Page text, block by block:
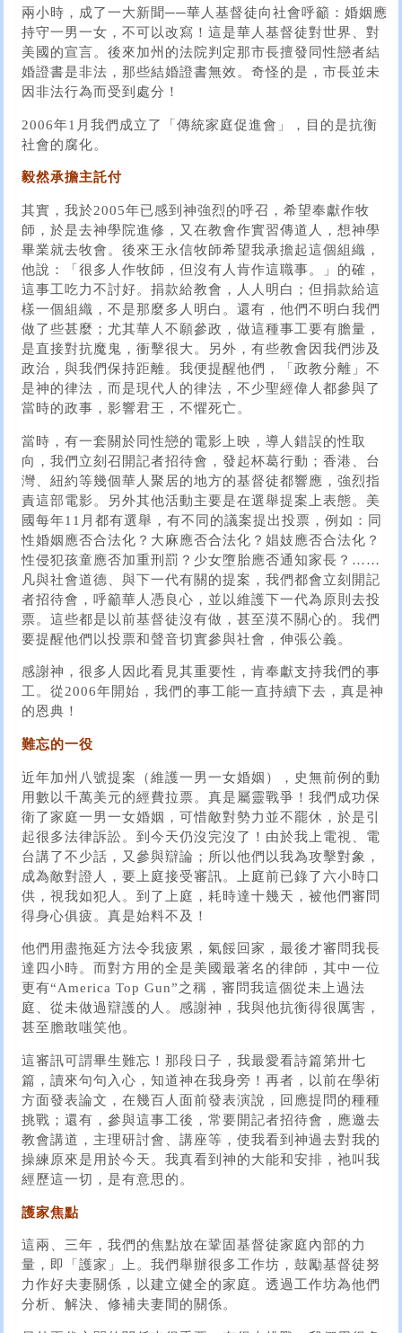
兩小時，成了一大新聞──華人基督徒向社會呼籲：婚姻應
持守一男一女，不可以改寫！這是華人基督徒對世界、對
美國的宣言。後來加州的法院判定那市長擅發同性戀者結
婚證書是非法，那些結婚證書無效。奇怪的是，市長並未
因非法行為而受到處分！
2006年1月我們成立了「傳統家庭促進會」，目的是抗衡
社會的腐化。
毅然承擔主託付
其實，我於2005年已感到神強烈的呼召，希望奉獻作牧
師，於是去神學院進修，又在教會作實習傳道人，想神學
畢業就去牧會。後來王永信牧師希望我承擔起這個組織，
他說：「很多人作牧師，但沒有人肯作這職事。」的確，
這事工吃力不討好。捐款給教會，人人明白；但捐款給這
樣一個組織，不是那麼多人明白。還有，他們不明白我們
做了些甚麼；尤其華人不願參政，做這種事工要有膽量，
是直接對抗魔鬼，衝擊很大。另外，有些教會因我們涉及
政治，與我們保持距離。我便提醒他們，「政教分離」不
是神的律法，而是現代人的律法，不少聖經偉人都參與了
當時的政事，影響君王，不懼死亡。
當時，有一套關於同性戀的電影上映，導人錯誤的性取
向，我們立刻召開記者招待會，發起杯葛行動；香港、台
灣、紐約等幾個華人聚居的地方的基督徒都響應，強烈指
責這部電影。另外其他活動主要是在選舉提案上表態。美
國每年11月都有選舉，有不同的議案提出投票，例如：同
性婚姻應否合法化？大麻應否合法化？娼妓應否合法化？
性侵犯孩童應否加重刑罰？少女墮胎應否通知家長？……
凡與社會道德、與下一代有關的提案，我們都會立刻開記
者招待會，呼籲華人憑良心，並以維護下一代為原則去投
票。這些都是以前基督徒沒有做，甚至漠不關心的。我們
要提醒他們以投票和聲音切實參與社會，伸張公義。
感謝神，很多人因此看見其重要性，肯奉獻支持我們的事
工。從2006年開始，我們的事工能一直持續下去，真是神
的恩典！
難忘的一役
近年加州八號提案（維護一男一女婚姻），史無前例的動
用數以千萬美元的經費拉票。真是屬靈戰爭！我們成功保
衛了家庭一男一女婚姻，可惜敵對勢力並不罷休，於是引
起很多法律訴訟。到今天仍沒完沒了！由於我上電視、電
台講了不少話，又參與辯論；所以他們以我為攻擊對象，
成為敵對證人，要上庭接受審訊。上庭前已錄了六小時口
供，視我如犯人。到了上庭，耗時達十幾天，被他們審問
得身心俱疲。真是始料不及！
他們用盡拖延方法令我疲累，氣餒回家，最後才審問我長
達四小時。而對方用的全是美國最著名的律師，其中一位
更有“America Top Gun”之稱，審問我這個從未上過法
庭、從未做過辯護的人。感謝神，我與他抗衡得很厲害，
甚至膽敢嗤笑他。
這審訊可謂畢生難忘！那段日子，我最愛看詩篇第卅七
篇，讀來句句入心，知道神在我身旁！再者，以前在學術
方面發表論文，在幾百人面前發表演說，回應提問的種種
挑戰；還有，參與這事工後，常要開記者招待會，應邀去
教會講道，主理研討會、講座等，使我看到神過去對我的
操練原來是用於今天。我真看到神的大能和安排，祂叫我
經歷這一切，是有意思的。
護家焦點
這兩、三年，我們的焦點放在鞏固基督徒家庭內部的力
量，即「護家」上。我們舉辦很多工作坊，鼓勵基督徒努
力作好夫妻關係，以建立健全的家庭。透過工作坊為他們
分析、解決、修補夫妻間的關係。